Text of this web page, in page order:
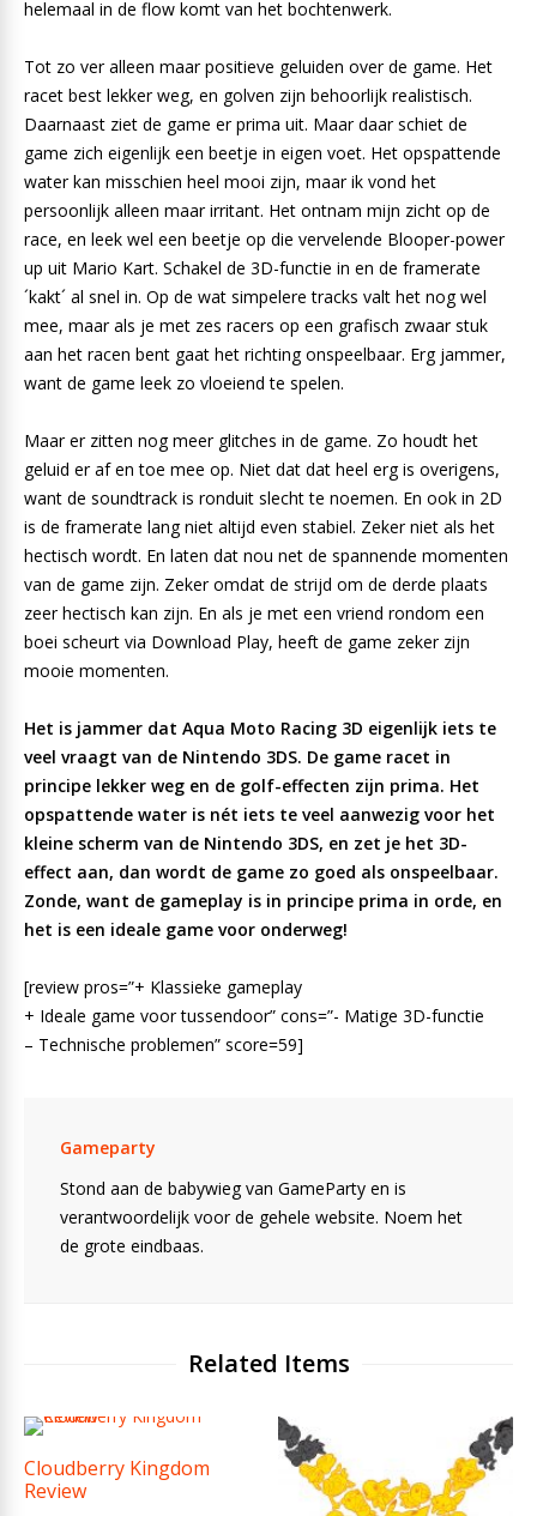
helemaal in de flow komt van het bochtenwerk.
Tot zo ver alleen maar positieve geluiden over de game. Het
racet best lekker weg, en golven zijn behoorlijk realistisch.
Daarnaast ziet de game er prima uit. Maar daar schiet de
game zich eigenlijk een beetje in eigen voet. Het opspattende
water kan misschien heel mooi zijn, maar ik vond het
persoonlijk alleen maar irritant. Het ontnam mijn zicht op de
race, en leek wel een beetje op die vervelende Blooper-power
up uit Mario Kart. Schakel de 3D-functie in en de framerate
´kakt´ al snel in. Op de wat simpelere tracks valt het nog wel
mee, maar als je met zes racers op een grafisch zwaar stuk
aan het racen bent gaat het richting onspeelbaar. Erg jammer,
want de game leek zo vloeiend te spelen.
Maar er zitten nog meer glitches in de game. Zo houdt het
geluid er af en toe mee op. Niet dat dat heel erg is overigens,
want de soundtrack is ronduit slecht te noemen. En ook in 2D
is de framerate lang niet altijd even stabiel. Zeker niet als het
hectisch wordt. En laten dat nou net de spannende momenten
van de game zijn. Zeker omdat de strijd om de derde plaats
zeer hectisch kan zijn. En als je met een vriend rondom een
boei scheurt via Download Play, heeft de game zeker zijn
mooie momenten.
Het is jammer dat Aqua Moto Racing 3D eigenlijk iets te
veel vraagt van de Nintendo 3DS. De game racet in
principe lekker weg en de golf-effecten zijn prima. Het
opspattende water is nét iets te veel aanwezig voor het
kleine scherm van de Nintendo 3DS, en zet je het 3D-
effect aan, dan wordt de game zo goed als onspeelbaar.
Zonde, want de gameplay is in principe prima in orde, en
het is een ideale game voor onderweg!
[review pros=”+ Klassieke gameplay
+ Ideale game voor tussendoor” cons=”- Matige 3D-functie
– Technische problemen” score=59]
Gameparty
Stond aan de babywieg van GameParty en is
verantwoordelijk voor de gehele website. Noem het
de grote eindbaas.
Related Items
Cloudberry Kingdom
Review